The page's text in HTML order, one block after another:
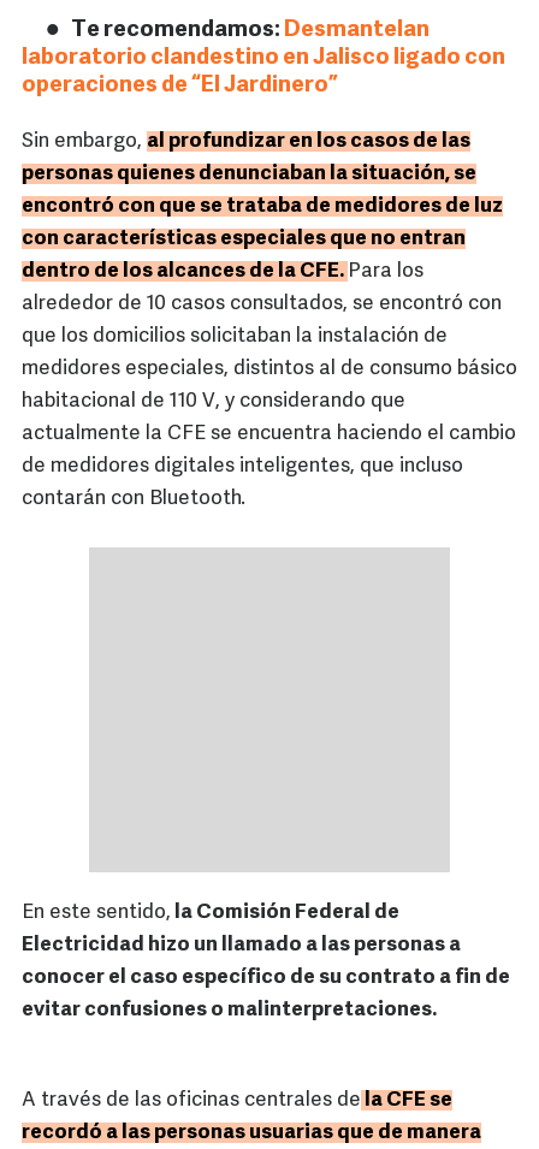
Te recomendamos: Desmantelan
laboratorio clandestino en Jalisco ligado con
operaciones de “El Jardinero”
Sin embargo, al profundizar en los casos de las
personas quienes denunciaban la situación, se
encontró con que se trataba de medidores de luz
con características especiales que no entran
dentro de los alcances de la CFE. Para los
alrededor de 10 casos consultados, se encontró con
que los domicilios solicitaban la instalación de
medidores especiales, distintos al de consumo básico
habitacional de 110 V, y considerando que
actualmente la CFE se encuentra haciendo el cambio
de medidores digitales inteligentes, que incluso
contarán con Bluetooth.
En este sentido, la Comisión Federal de
Electricidad hizo un llamado a las personas a
conocer el caso específico de su contrato a fin de
evitar confusiones o malinterpretaciones.
A través de las oficinas centrales de la CFE se
recordó a las personas usuarias que de manera